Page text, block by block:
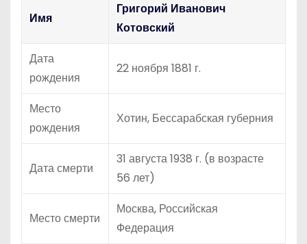
Имя
Григорий Иванович
Котовский
Дата
рождения
22 ноября 1881 г.
Место
рождения
Хотин, Бессарабская губерния
Дата смерти
31 августа 1938 г. (в возрасте
56 лет)
Место смерти
Москва, Российская
Федерация